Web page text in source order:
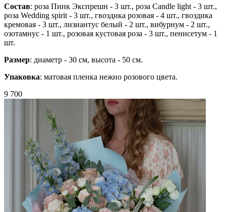
Состав: роза Пинк Экспрешн - 3 шт., роза Candle light - 3 шт.,
роза Wedding spirit - 3 шт., гвоздика розовая - 4 шт., гвоздика
кремовая - 3 шт., лизиантус белый - 2 шт., вибурнум - 2 шт.,
озотамнус - 1 шт., розовая кустовая роза - 3 шт., пенисетум - 1
шт.
Размер: диаметр - 30 см, высота - 50 см.
Упаковка: матовая пленка нежно розового цвета.
9 700